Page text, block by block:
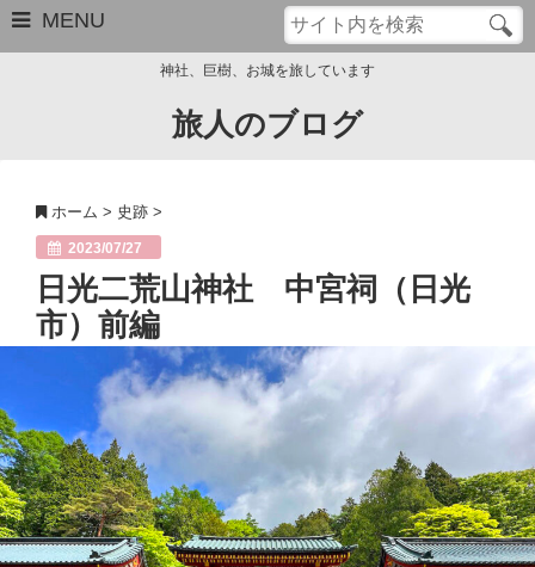
MENU
サイトマップ
管理人のプロフィール
Close
神社、巨樹、お城を旅しています
旅人のブログ
ホーム > 史跡 >
2023/07/27
日光二荒山神社 中宮祠（日光
市）前編